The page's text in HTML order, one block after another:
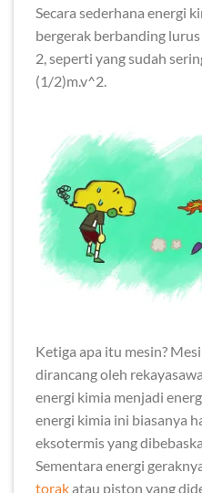
Secara sederhana energi
bergerak berbanding
2, seperti yang sudah
(1/2)m.v^2.
Ketiga apa itu mesin?
dirancang oleh
energi kimia menjadi
energi kimia ini biasanya
eksotermis yang
Sementara energi
torakatau piston yang